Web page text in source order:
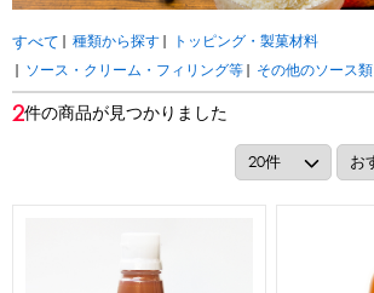
トッピング・製菓材料
練乳・コンデンスミルク
白玉もち・わらび餅
アカウント・設定
会員登録内容変更
当サイトについて
すべて | 種類から探す| トッピング・製菓材料
| ソース・クリーム・フィリング等| その他のソース類
2件の商品が見つかりました